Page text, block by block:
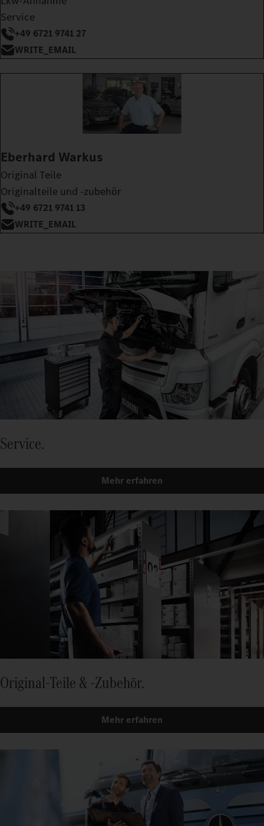
Service
+49 6721 9741 27
WRITE_EMAIL
Eberhard Warkus
Original Teile
Originalteile und -zubehör
+49 6721 9741 13
WRITE_EMAIL
Service.
Mehr erfahren
Original-Teile & -Zubehör.
Mehr erfahren